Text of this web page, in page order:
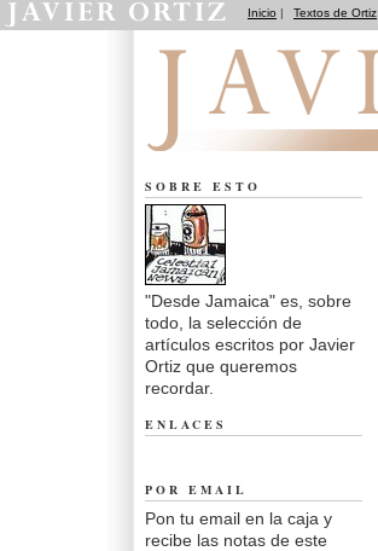
Inicio | Textos de Ortiz
SOBRE ESTO
"Desde Jamaica" es, sobre
todo, la selección de
artículos escritos por Javier
Ortiz que queremos
recordar.
ENLACES
POR EMAIL
Pon tu email en la caja y
recibe las notas de este